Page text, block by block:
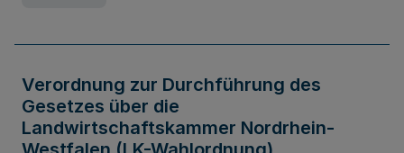
Verordnung zur Durchführung des
Gesetzes über die
Landwirtschaftskammer Nordrhein-